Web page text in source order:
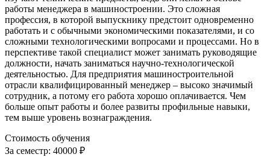
работы менеджера в машиностроении. Это сложная
профессия, в которой выпускнику предстоит одновременно
работать и с обычными экономическими показателями, и со
сложными технологическими вопросами и процессами. Но в
перспективе такой специалист может занимать руководящие
должности, начать заниматься научно-технологической
деятельностью. Для предприятия машиностроительной
отрасли квалифицированный менеджер – высоко значимый
сотрудник, а потому его работа хорошо оплачивается. Чем
больше опыт работы и более развиты профильные навыки,
тем выше уровень вознаграждения.
Стоимость обучения
За семестр: 40000 ₽